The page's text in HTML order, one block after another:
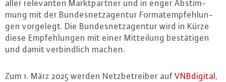
aller re­le­van­ten Markt­part­ner und in enger Ab­stim­
mung mit der Bun­des­netz­agen­tur For­mat­emp­feh­lun­
gen vorgelegt. Die Bun­des­netz­agen­tur wird in Kürze
diese Emp­feh­lun­gen mit einer Mit­tei­lung be­stä­ti­gen
und damit ver­bind­lich machen.
Zum 1. März 2025 werden Netz­be­trei­ber auf VN­Bdi­gi­tal,